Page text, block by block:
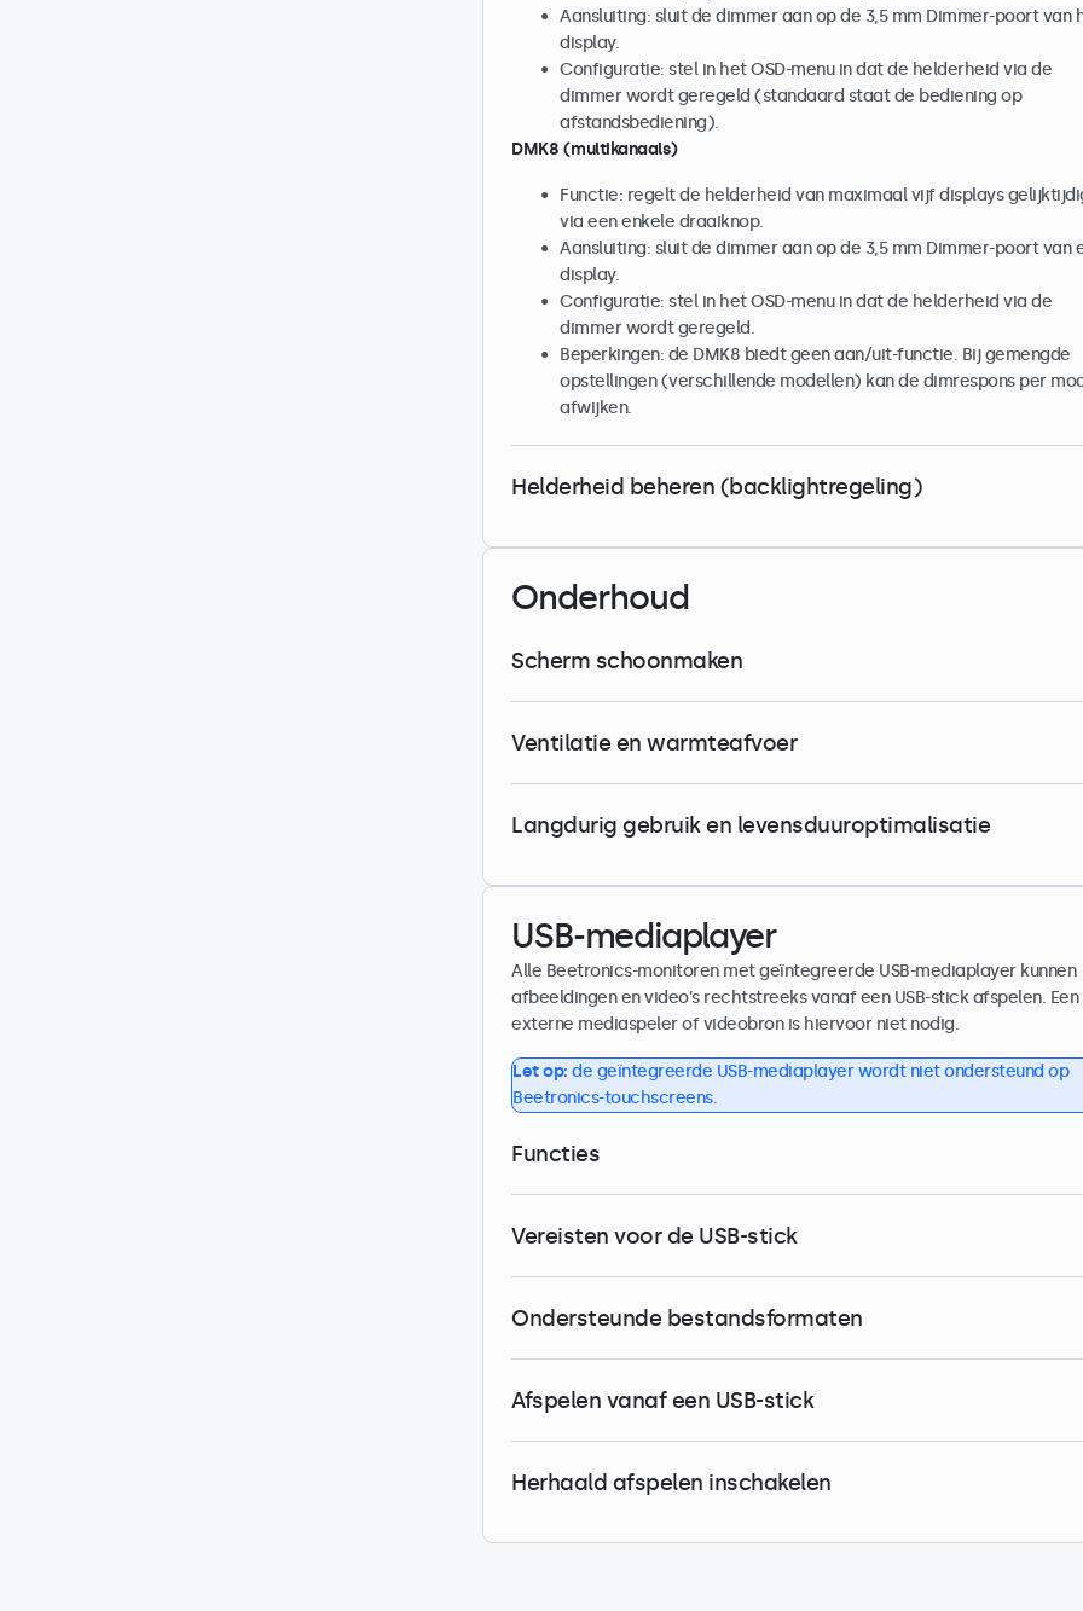
Aansluiting: sluit de dimmer aan op de 3,5 mm Dimmer-poort van
display.
Configuratie: stel in het OSD-menu in dat de helderheid via de
dimmer wordt geregeld (standaard staat de bediening op
afstandsbediening).
DMK8 (multikanaals)
Functie: regelt de helderheid van maximaal vijf displays
via een enkele draaiknop.
Aansluiting: sluit de dimmer aan op de 3,5 mm Dimmer-poort van
display.
Configuratie: stel in het OSD-menu in dat de helderheid via de
dimmer wordt geregeld.
Beperkingen: de DMK8 biedt geen aan/uit-functie. Bij gemengde
opstellingen (verschillende modellen) kan de dimrespons per
afwijken.
Helderheid beheren (backlightregeling)
Onderhoud
Scherm schoonmaken
Ventilatie en warmteafvoer
Langdurig gebruik en levensduuroptimalisatie
USB-mediaplayer
Alle Beetronics-monitoren met geïntegreerde USB-mediaplayer kunnen
afbeeldingen en video’s rechtstreeks vanaf een USB-stick afspelen. Een
externe mediaspeler of videobron is hiervoor niet nodig.
Let op: de geïntegreerde USB-mediaplayer wordt niet ondersteund op
Beetronics-touchscreens.
Functies
Vereisten voor de USB-stick
Ondersteunde bestandsformaten
Afspelen vanaf een USB-stick
Herhaald afspelen inschakelen